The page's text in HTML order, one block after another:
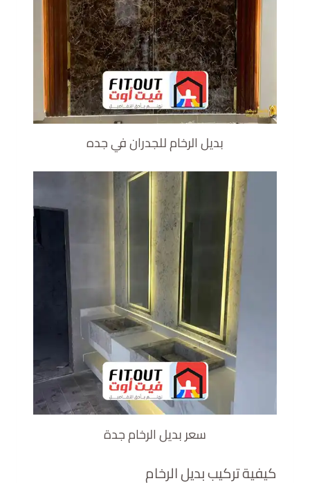
بديل الرخام للجدران في جده
سعر بديل الرخام جدة
كيفية تركيب بديل الرخام